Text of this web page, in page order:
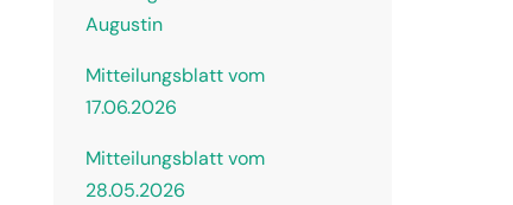
Augustin
Mitteilungsblatt vom
17.06.2026
Mitteilungsblatt vom
28.05.2026